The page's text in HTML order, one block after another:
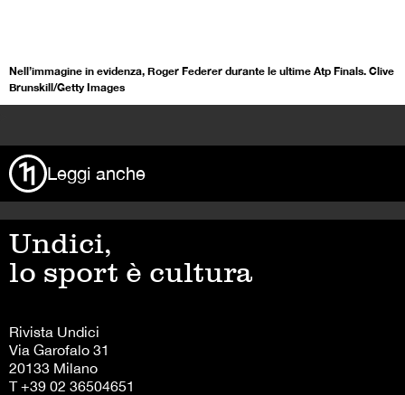
Nell’immagine in evidenza, Roger Federer durante le ultime Atp Finals. Clive
Brunskill/Getty Images
Leggi anche
Undici,
lo sport è cultura
Rivista Undici
Via Garofalo 31
20133 Milano
T +39 02 36504651